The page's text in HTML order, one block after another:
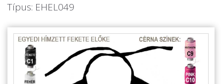
Szerelmes Ajándékok ❤
Budapest Ajándéktárgyak
Szülinapi ajándékok
Alkalmakra
Típus: EHEL049